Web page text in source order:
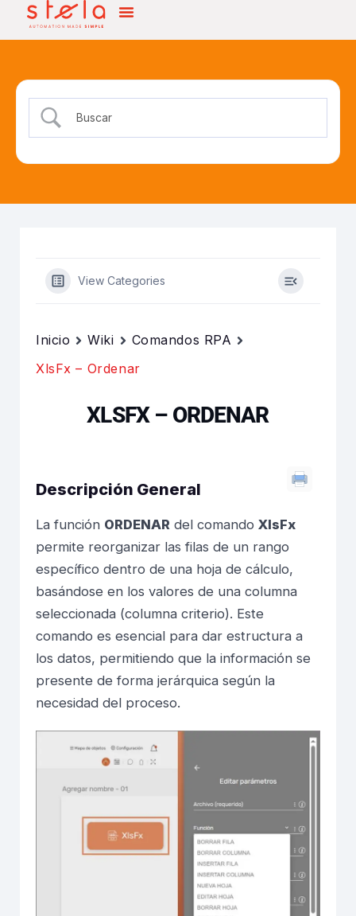
View Categories
Inicio Wiki
Comandos RPA
XlsFx – Ordenar
XLSFX – ORDENAR
Descripción General
La función ORDENAR del comando XlsFx
permite reorganizar las filas de un rango
específico dentro de una hoja de cálculo,
basándose en los valores de una columna
seleccionada (columna criterio). Este
comando es esencial para dar estructura a
los datos, permitiendo que la información se
presente de forma jerárquica según la
necesidad del proceso.